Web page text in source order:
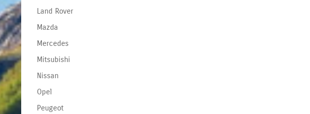
Land Rover
Mazda
Mercedes
Mitsubishi
Nissan
Opel
Peugeot